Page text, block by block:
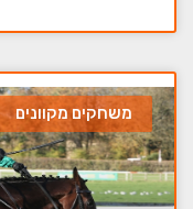
משחקים מקוונים